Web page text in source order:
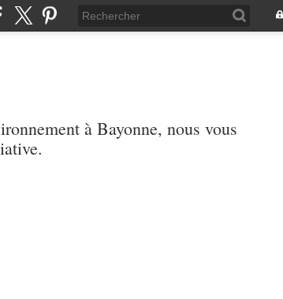
à Bayonne, nous vous